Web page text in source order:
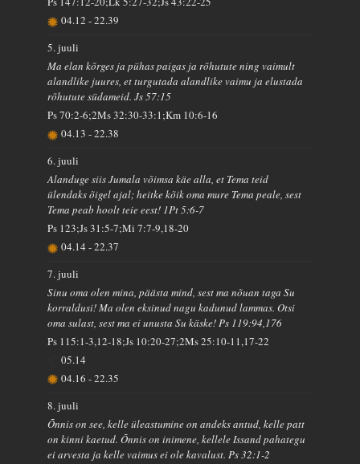
04.12-22.39
5. juuli
Ma elan kõrges ja pühas paigas ja rõhutute ning vaimult
alandlike juures, et turgutada alandlike vaimu ja elustada
rõhutute südameid. Js 57:15
Ps 70:2-6;2Ms 32:30-33:1;Km 10:6-16
04.13-22.38
6. juuli
Alanduge siis Jumala võimsa käe alla, et Tema teid
ülendaks õigel ajal; heitke kõik oma mure Tema peale, sest
Tema peab hoolt teie eest! 1Pt 5:6-7
Ps 123;Js 31:5-7;Mi 7:7-9,18-20
04.14-22.37
7. juuli
Sinu oma olen mina, päästa mind, sest ma nõuan taga Su
korraldusi! Ma olen eksinud nagu kadunud lammas. Otsi
oma sulast, sest ma ei unusta Su käske! Ps 119:94,176
Ps 115:1-3,12-18;Js 10:20-27;2Ms 25:10-11,17-22
05.14
04.16-22.35
8. juuli
Õnnis on see, kelle üleastumine on andeks antud, kelle patt
on kinni kaetud. Õnnis on inimene, kellele Issand pahategu
ei arvesta ja kelle vaimus ei ole kavalust. Ps 32:1-2